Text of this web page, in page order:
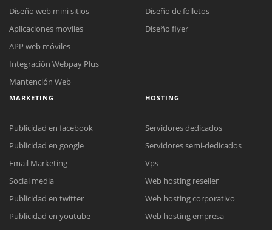
Reunión online
Nuestros ejecutivos le enviarán un correo electrónico con el enlace a
Meet para la reunión online.
Cotización
Complete el formulario y nos contactaremos a la brevedad.
Chat Online
Todos nuestros ejecutivos están fuera de línea. Complete el formulario
para enviarnos un correo electrónico con sus datos personales.
Diseño web mini sitios
Aplicaciones moviles
APP web móviles
Integración Webpay Plus
Mantención Web
Diseño de folletos
Diseño flyer
MARKETING
Publicidad en facebook
Publicidad en google
Email Marketing
Social media
Publicidad en twitter
Publicidad en youtube
HOSTING
Servidores dedicados
Servidores semi-dedicados
Vps
Web hosting reseller
Web hosting corporativo
Web hosting empresa